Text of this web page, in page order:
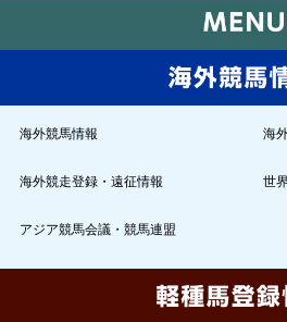
海外競馬情報 海
海外競走登録・遠征情報 世
アジア競馬会議・競馬連盟